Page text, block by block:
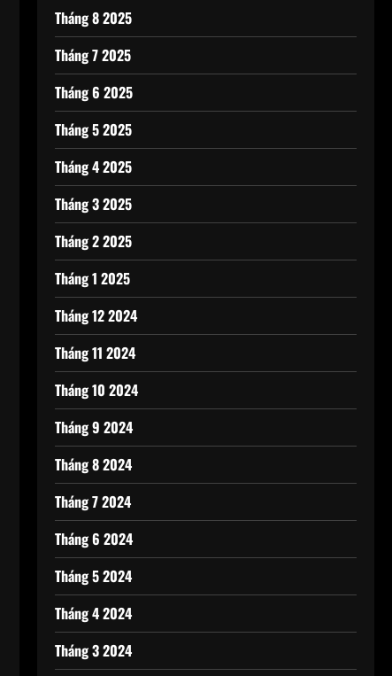
Tháng 8 2025
Tháng 7 2025
Tháng 6 2025
Tháng 5 2025
Tháng 4 2025
Tháng 3 2025
Tháng 2 2025
Tháng 1 2025
Tháng 12 2024
Tháng 11 2024
Tháng 10 2024
Tháng 9 2024
Tháng 8 2024
Tháng 7 2024
Tháng 6 2024
Tháng 5 2024
Tháng 4 2024
Tháng 3 2024